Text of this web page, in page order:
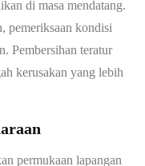
di masa mendatang.
pemeriksaan kondisi
Pembersihan teratur
kerusakan yang lebih
permukaan lapangan